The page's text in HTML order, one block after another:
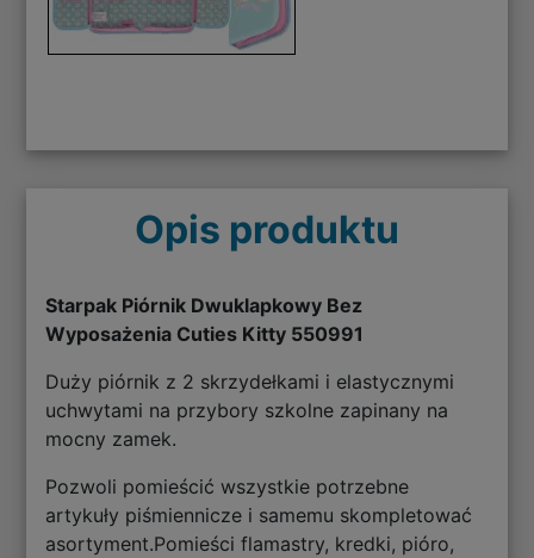
Opis produktu
Starpak Piórnik Dwuklapkowy Bez
Wyposażenia Cuties Kitty 550991
Duży piórnik z 2 skrzydełkami i elastycznymi
uchwytami na przybory szkolne zapinany na
mocny zamek.
Pozwoli pomieścić wszystkie potrzebne
artykuły piśmiennicze i samemu skompletować
asortyment.Pomieści flamastry, kredki, pióro,